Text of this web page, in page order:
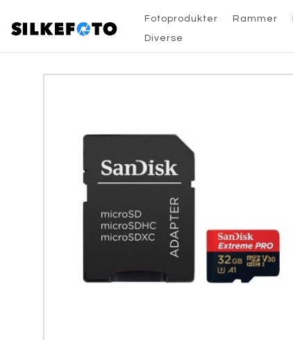
Fotoprodukter Rammer
Diverse